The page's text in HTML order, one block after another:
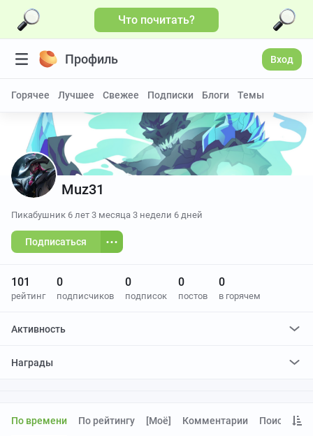
Что почитать?
Профиль Вход
Горячее Лучшее Свежее Подписки Блоги Темы
Muz31
Пикабушник 6 лет 3 месяца 3 недели 6 дней
Подписаться
101
рейтинг
0
подписчиков
0
подписок
0
постов
0
в горячем
Активность
Награды
По времени По рейтингу [моё] Комментарии Поиск